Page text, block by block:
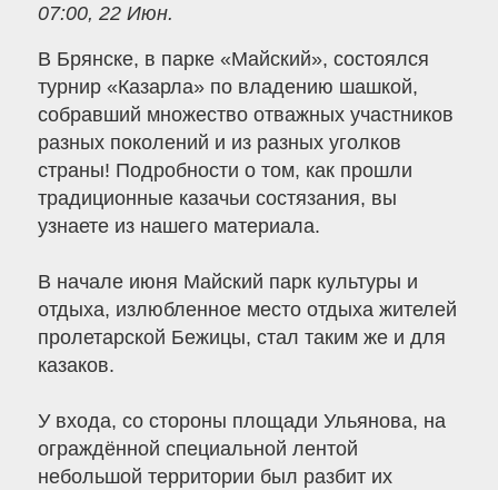
07:00, 22 Июн.
В Брянске, в парке «Майский», состоялся
турнир «Казарла» по владению шашкой,
собравший множество отважных участников
разных поколений и из разных уголков
страны! Подробности о том, как прошли
традиционные казачьи состязания, вы
узнаете из нашего материала.
В начале июня Майский парк культуры и
отдыха, излюбленное место отдыха жителей
пролетарской Бежицы, стал таким же и для
казаков.
У входа, со стороны площади Ульянова, на
ограждённой специальной лентой
небольшой территории был разбит их